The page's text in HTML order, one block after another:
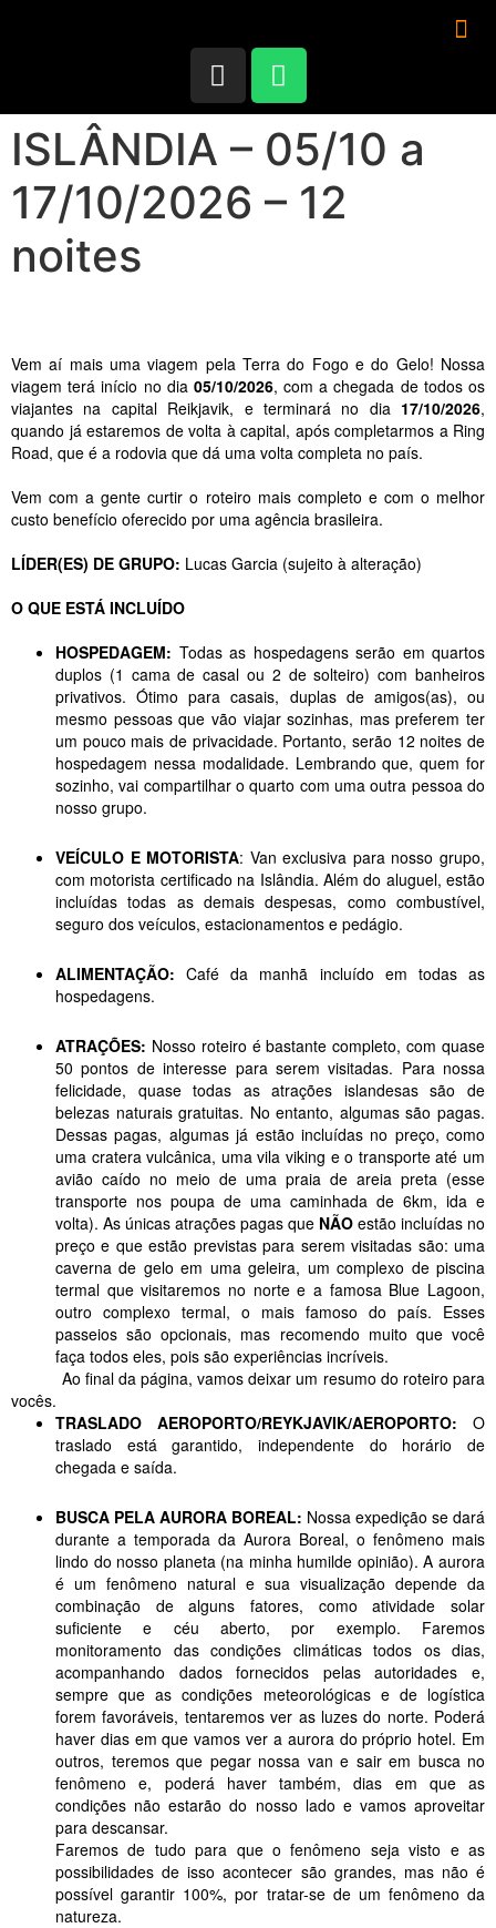
ISLÂNDIA – 05/10 a
17/10/2026 – 12
noites
Vem aí mais uma viagem pela Terra do Fogo e do Gelo! Nossa
viagem terá início no dia 05/10/2026, com a chegada de todos os
viajantes na capital Reikjavik, e terminará no dia 17/10/2026,
quando já estaremos de volta à capital, após completarmos a Ring
Road, que é a rodovia que dá uma volta completa no país.
Vem com a gente curtir o roteiro mais completo e com o melhor
custo benefício oferecido por uma agência brasileira.
LÍDER(ES) DE GRUPO: Lucas Garcia (sujeito à alteração)
O QUE ESTÁ INCLUÍDO
HOSPEDAGEM: Todas as hospedagens serão em quartos
duplos (1 cama de casal ou 2 de solteiro) com banheiros
privativos. Ótimo para casais, duplas de amigos(as), ou
mesmo pessoas que vão viajar sozinhas, mas preferem ter
um pouco mais de privacidade. Portanto, serão 12 noites de
hospedagem nessa modalidade. Lembrando que, quem for
sozinho, vai compartilhar o quarto com uma outra pessoa do
nosso grupo.
VEÍCULO E MOTORISTA: Van exclusiva para nosso grupo,
com motorista certificado na Islândia. Além do aluguel, estão
incluídas todas as demais despesas, como combustível,
seguro dos veículos, estacionamentos e pedágio.
ALIMENTAÇÃO:Café da manhã incluído em todas as
hospedagens.
ATRAÇÕES: Nosso roteiro é bastante completo, com quase
50 pontos de interesse para serem visitadas. Para nossa
felicidade, quase todas as atrações islandesas são de
belezas naturais gratuitas. No entanto, algumas são pagas.
Dessas pagas, algumas já estão incluídas no preço, como
uma cratera vulcânica, uma vila viking e o transporte até um
avião caído no meio de uma praia de areia preta (esse
transporte nos poupa de uma caminhada de 6km, ida e
volta). As únicas atrações pagas que NÃO estão incluídas no
preço e que estão previstas para serem visitadas são: uma
caverna de gelo em uma geleira, um complexo de piscina
termal que visitaremos no norte e a famosa Blue Lagoon,
outro complexo termal, o mais famoso do país. Esses
passeios são opcionais, mas recomendo muito que você
faça todos eles, pois são experiências incríveis.
Ao final da página, vamos deixar um resumo do roteiro para
vocês.
TRASLADO AEROPORTO/REYKJAVIK/AEROPORTO: O
traslado está garantido, independente do horário de
chegada e saída.
BUSCA PELA AURORA BOREAL: Nossa expedição se dará
durante a temporada da Aurora Boreal, o fenômeno mais
lindo do nosso planeta (na minha humilde opinião). A aurora
é um fenômeno natural e sua visualização depende da
combinação de alguns fatores, como atividade solar
suficiente e céu aberto, por exemplo. Faremos
monitoramento das condições climáticas todos os dias,
acompanhando dados fornecidos pelas autoridades e,
sempre que as condições meteorológicas e de logística
forem favoráveis, tentaremos ver as luzes do norte. Poderá
haver dias em que vamos ver a aurora do próprio hotel. Em
outros, teremos que pegar nossa van e sair em busca no
fenômeno e, poderá haver também, dias em que as
condições não estarão do nosso lado e vamos aproveitar
para descansar.
Faremos de tudo para que o fenômeno seja visto e as
possibilidades de isso acontecer são grandes, mas não é
possível garantir 100%, por tratar-se de um fenômeno da
natureza.